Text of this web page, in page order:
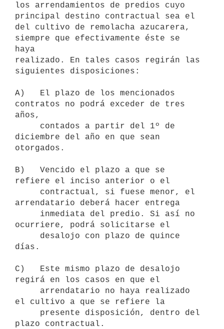
los arrendamientos de predios cuyo
principal destino contractual sea el
del cultivo de remolacha azucarera,
siempre que efectivamente éste se
haya
realizado. En tales casos regirán las
siguientes disposiciones:
A)   El plazo de los mencionados
contratos no podrá exceder de tres
años,
diciembre del año en que sean
otorgados.
B)   Vencido el plazo a que se
refiere el inciso anterior o el
arrendatario deberá hacer entrega
ocurriere, podrá solicitarse el
días.
C)   Este mismo plazo de desalojo
regirá en los casos en que el
el cultivo a que se refiere la
plazo contractual.